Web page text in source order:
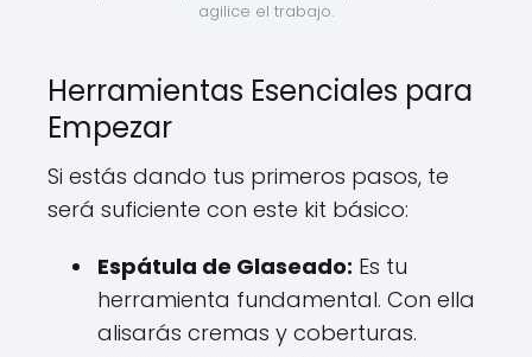
agilice el trabajo.
Herramientas Esenciales para
Empezar
Si estás dando tus primeros pasos, te
será suficiente con este kit básico:
Espátula de Glaseado: Es tu
herramienta fundamental. Con ella
alisarás cremas y coberturas.